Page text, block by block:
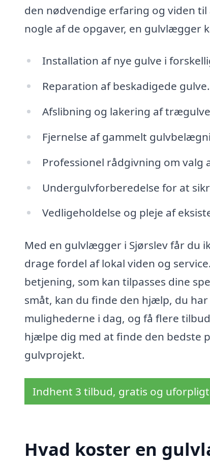
den nødvendige erfaring og viden
nogle af de opgaver, en gulvlægger
Installation af nye gulve i
Reparation af beskadigede gulve.
Afslibning og lakering af
Fjernelse af gammelt
Professionel rådgivning om valg
Undergulvforberedelse for at
Vedligeholdelse og pleje af
Med en gulvlægger i Sjørslev får du
drage fordel af lokal viden og
betjening, som kan tilpasses dine
småt, kan du finde den hjælp, du
mulighederne i dag, og få flere
hjælpe dig med at finde den bedste
gulvprojekt.
Indhent 3 tilbud, gratis og
Hvad koster en